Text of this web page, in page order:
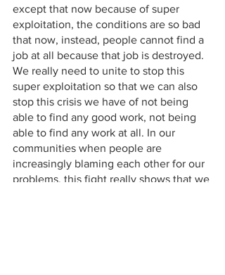
except that now because of super
exploitation, the conditions are so bad
that now, instead, people cannot find a
job at all because that job is destroyed.
We really need to unite to stop this
super exploitation so that we can also
stop this crisis we have of not being
able to find any good work, not being
able to find any work at all. In our
communities when people are
increasingly blaming each other for our
problems, this fight really shows that we